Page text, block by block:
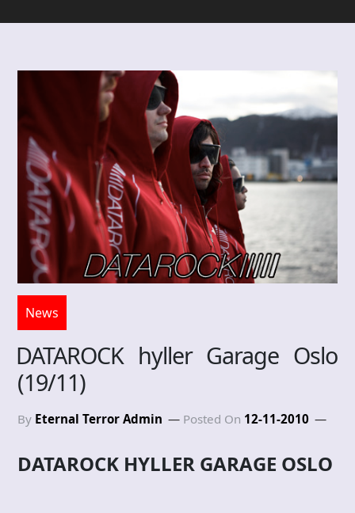
News
DATAROCK hyller Garage Oslo
(19/11)
By Eternal Terror Admin Posted On 12-11-2010
DATAROCK HYLLER GARAGE OSLO